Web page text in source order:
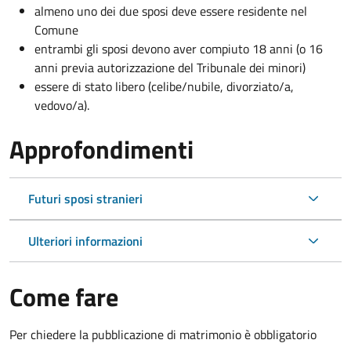
almeno uno dei due sposi deve essere residente nel
Comune
entrambi gli sposi devono aver compiuto 18 anni (o 16
anni previa autorizzazione del Tribunale dei minori)
essere di stato libero (celibe/nubile, divorziato/a,
vedovo/a).
Approfondimenti
Futuri sposi stranieri
Ulteriori informazioni
Come fare
Per chiedere la pubblicazione di matrimonio è obbligatorio